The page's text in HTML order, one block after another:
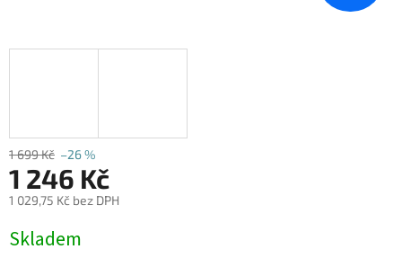
1 699 Kč –26 %
1 246 Kč
1 029,75 Kč bez DPH
cena:
Skladem